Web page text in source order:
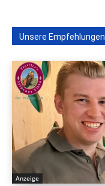
Unsere Empfehlungen
Anzeige